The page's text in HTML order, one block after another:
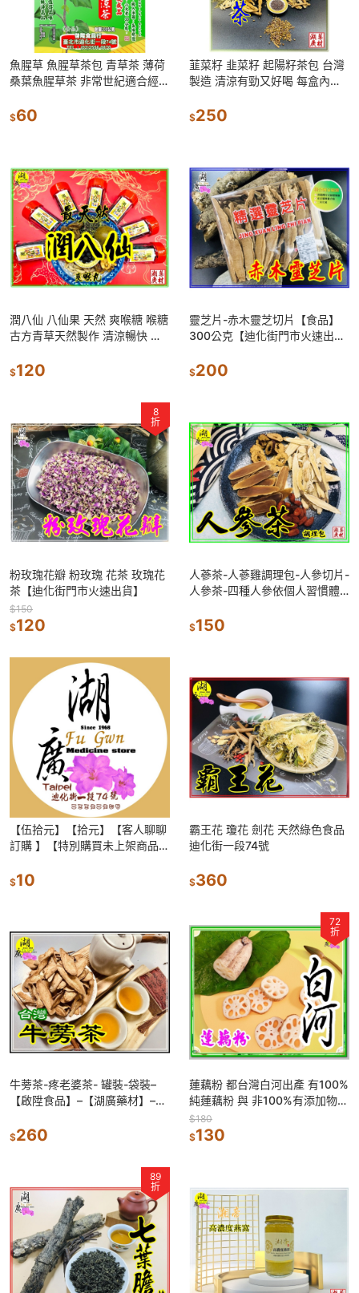
魚腥草 魚腥草茶包 青草茶 薄荷
桑葉魚腥草茶 非常世紀適合經常
$60
韮菜籽 韭菜籽 起陽籽茶包 台灣
製造 清涼有勁又好喝 每盒內有
$250
潤八仙 八仙果 天然 爽喉糖 喉糖
古方青草天然製作 清涼暢快 一
$120
靈芝片-赤木靈芝切片【食品】
300公克【迪化街門市火速出
$200
8
折
粉玫瑰花瓣 粉玫瑰 花茶 玫瑰花
茶【迪化街門市火速出貨】
$150
$120
人蔘茶-人蔘雞調理包-人參切片-
人參茶-四種人參依個人習慣體
$150
【伍拾元】【拾元】【客人聊聊
訂購 】【特別購買未上架商品】
湖廣 02-25560870
$10
霸王花 瓊花 劍花 天然綠色食品
迪化街一段74號
$360
牛蒡茶-疼老婆茶- 罐裝-袋裝–
【啟陞食品】–【湖廣藥材】–
速到貨】
$260
72
折
蓮藕粉 都台灣白河出產 有100%
純蓮藕粉 與 非100%有添加物調
味蓮藕粉 【迪化街門市火速出
貨】
$180
$130
89
折